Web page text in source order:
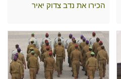
הכירו את נדב צדוק יאיר